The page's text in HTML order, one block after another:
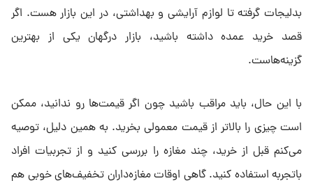
بدلیجات گرفته تا لوازم آرایشی و بهداشتی، در این بازار هست. اگر
قصد خرید عمده داشته باشید، بازار درگهان یکی از بهترین
گزینه‌هاست.
با این حال، باید مراقب باشید چون اگر قیمت‌ها رو ندانید، ممکن
است چیزی را بالاتر از قیمت معمولی بخرید. به همین دلیل، توصیه
می‌کنم قبل از خرید، چند مغازه را بررسی کنید و از تجربیات افراد
باتجربه استفاده کنید. گاهی اوقات مغازه‌داران تخفیف‌های خوبی هم